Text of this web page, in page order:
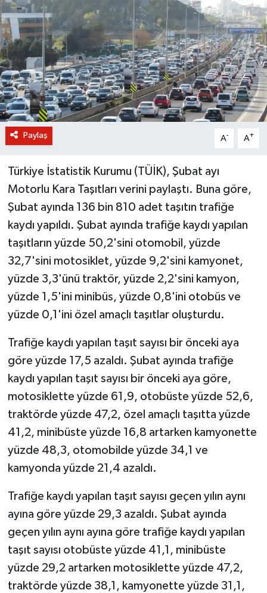
Paylaş A- A+
Türkiye İstatistik Kurumu (TÜİK), Şubat ayı
Motorlu Kara Taşıtları verini paylaştı. Buna göre,
Şubat ayında 136 bin 810 adet taşıtın trafiğe
kaydı yapıldı. Şubat ayında trafiğe kaydı yapılan
taşıtların yüzde 50,2'sini otomobil, yüzde
32,7'sini motosiklet, yüzde 9,2'sini kamyonet,
yüzde 3,3'ünü traktör, yüzde 2,2'sini kamyon,
yüzde 1,5'ini minibüs, yüzde 0,8'ini otobüs ve
yüzde 0,1'ini özel amaçlı taşıtlar oluşturdu.
Trafiğe kaydı yapılan taşıt sayısı bir önceki aya
göre yüzde 17,5 azaldı. Şubat ayında trafiğe
kaydı yapılan taşıt sayısı bir önceki aya göre,
motosiklette yüzde 61,9, otobüste yüzde 52,6,
traktörde yüzde 47,2, özel amaçlı taşıtta yüzde
41,2, minibüste yüzde 16,8 artarken kamyonette
yüzde 48,3, otomobilde yüzde 34,1 ve
kamyonda yüzde 21,4 azaldı.
Trafiğe kaydı yapılan taşıt sayısı geçen yılın aynı
ayına göre yüzde 29,3 azaldı. Şubat ayında
geçen yılın aynı ayına göre trafiğe kaydı yapılan
taşıt sayısı otobüste yüzde 41,1, minibüste
yüzde 29,2 artarken motosiklette yüzde 47,2,
traktörde yüzde 38,1, kamyonette yüzde 31,1,
KURUMSAL